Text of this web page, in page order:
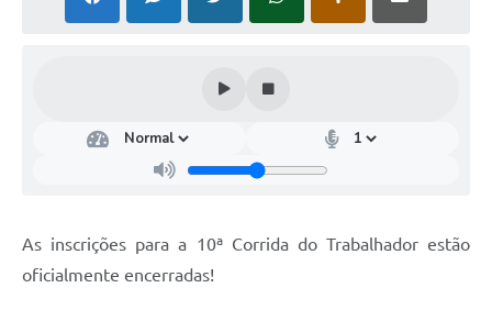
As inscrições para a 10ª Corrida do Trabalhador estão
oficialmente encerradas!